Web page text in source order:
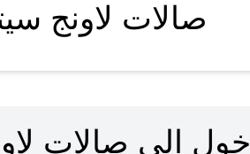
صالات لاونج
إلى صالات